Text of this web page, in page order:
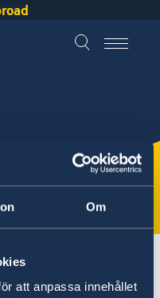
Om
att anpassa innehållet